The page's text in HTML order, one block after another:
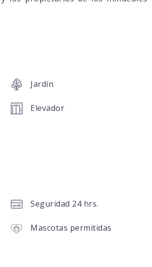
Jardín
Elevador
Seguridad 24 hrs.
Mascotas permitidas